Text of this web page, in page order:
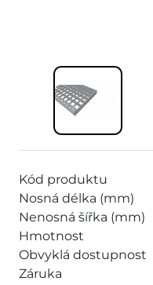
Kód produktu
Nosná délka (mm)
Nenosná šířka (mm)
Hmotnost
Obvyklá dostupnost
Záruka